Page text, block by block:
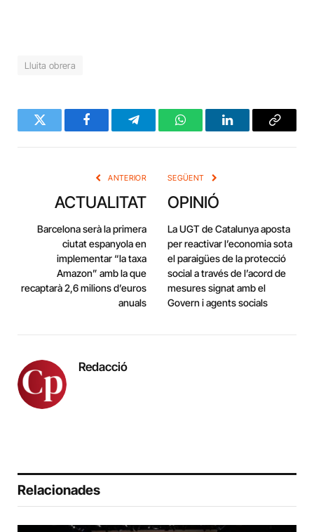
Lluita obrera
Twitter FacebookTelegramWhatsAppLinkedInCopy
ANTERIOR
ACTUALITAT
Barcelona serà la primera
ciutat espanyola en
implementar “la taxa
Amazon” amb la que
recaptarà 2,6 milions d’euros
anuals
SEGÜENT
OPINIÓ
La UGT de Catalunya aposta
per reactivar l’economia sota
el paraigües de la protecció
social a través de l’acord de
mesures signat amb el
Govern i agents socials
Redacció
Relacionades